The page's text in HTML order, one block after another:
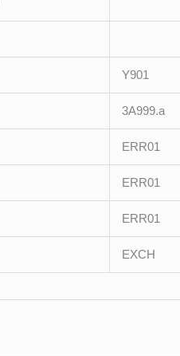
Y901
3A999.a
ERR01
ERR01
ERR01
EXCH